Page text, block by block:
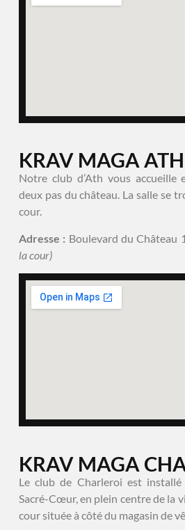
KRAV MAGA ATH
Notre club d’Ath vous accueille
deux pas du château. La salle se
cour.
Adresse : Boulevard du Château
la cour)
KRAV MAGA
Le club de Charleroi est installé
Sacré-Cœur, en plein centre de la
cour située à côté du magasin de